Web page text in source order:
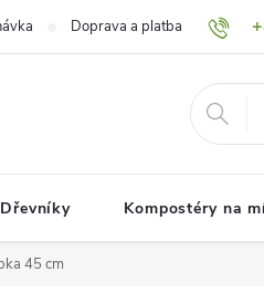
Doprava a platba
Dřevníky Kompostéry na
45 cm